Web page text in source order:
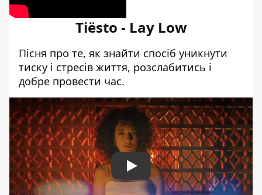
Tiësto - Lay Low
Пісня про те, як знайти спосіб уникнути
тиску і стресів життя, розслабитись і
добре провести час.
Play